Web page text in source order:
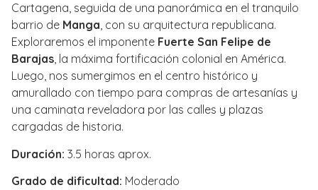
Cartagena, seguida de una panorámica en el tranquilo
barrio de Manga, con su arquitectura republicana.
Exploraremos el imponente Fuerte San Felipe de
Barajas, la máxima fortificación colonial en América.
Luego, nos sumergimos en el centro histórico y
amurallado con tiempo para compras de artesanías y
una caminata reveladora por las calles y plazas
cargadas de historia.
Duración: 3.5 horas aprox.
Grado de dificultad: Moderado